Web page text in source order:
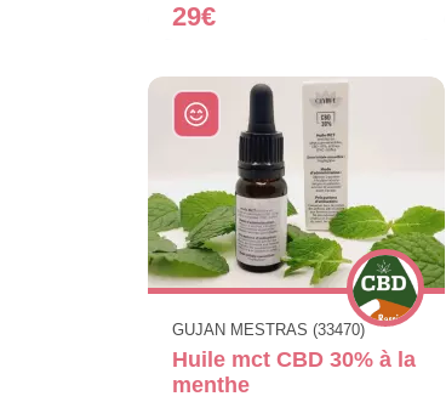
29€
GUJAN MESTRAS (33470)
Huile mct CBD 30% à la
menthe